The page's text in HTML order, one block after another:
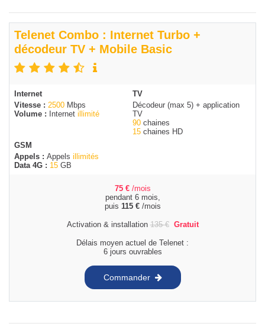
Telenet Combo : Internet Turbo +
décodeur TV + Mobile Basic
Internet
Vitesse : 2500 Mbps
Volume :
Internet illimité
TV
Décodeur (max 5) + application
TV
90 chaines
15 chaines HD
GSM
Appels : Appels illimités
Data 4G : 15 GB
75 € /mois
pendant 6 mois,
puis 115 €/mois
Activation & installation135€ Gratuit
Délais moyen actuel de Telenet :
6 jours ouvrables
Commander